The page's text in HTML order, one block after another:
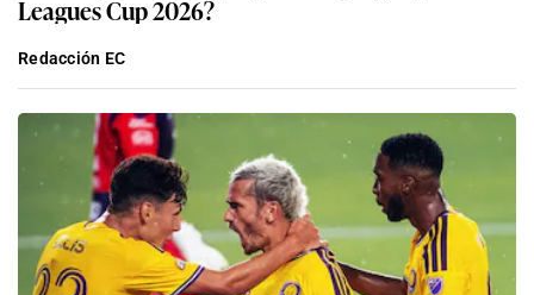
Leagues Cup 2026?
Redacción EC